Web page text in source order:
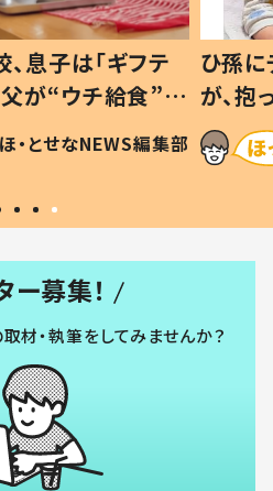
息子は「ギフテ
が“ウチ給食”を
とは #令和の親
ほ・とせなNEWS編集部
ひ孫
が、
「涙が
い」
ー募集！
材・執筆をしてみませんか？